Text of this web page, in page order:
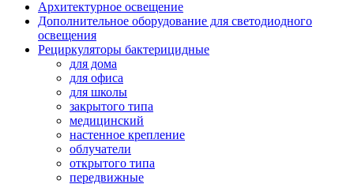
Архитектурное освещение
Дополнительное оборудование для светодиодного
освещения
Рециркуляторы бактерицидные
для дома
для офиса
для школы
закрытого типа
медицинский
настенное крепление
облучатели
открытого типа
передвижные